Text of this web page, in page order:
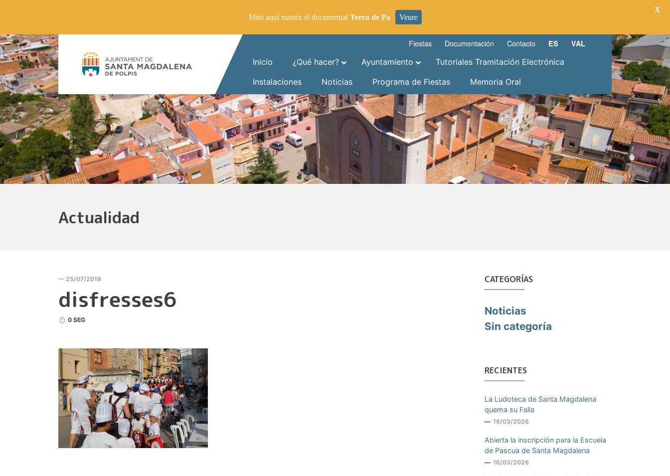
Fiestas Documentación Contacto ES
VAL
Inicio
¿Qué hacer? Ayuntamiento
Tutoriales Tramitación Electrónica
Instalaciones
Noticias Programa de Fiestas Memoria Oral
Actualidad
— 25/07/2018
disfresses6
0 SEG
CATEGORÍAS
Noticias
Sin categoría
RECIENTES
La Ludoteca de Santa Magdalena
quema su Falla
18/03/2026
Abierta la inscripción para la Escuela
de Pascua de Santa Magdalena
16/03/2026
Mira aquí mateix el documental Terra de Pa Veure
X